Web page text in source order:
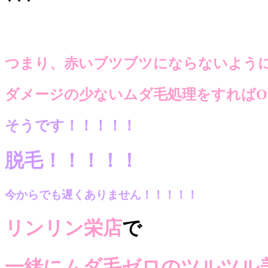
つまり、赤いブツブツにならないよう
ダメージの少ないムダ毛処理をすれば
そうです！！！！！
脱毛！！！！！
今からでも遅くありません！！！！！
リンリン栄店で